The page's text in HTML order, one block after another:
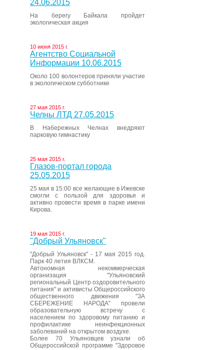
24.06.2015
На берегу Байкала пройдет
экологическая акция
10 июня 2015 г.
Агентство Социальной
Информации 10.06.2015
Около 100 волонтеров приняли участие
в экологическом субботнике
27 мая 2015 г.
Челны ЛТД 27.05.2015
В Набережных Челнах внедряют
парковую гимнастику
25 мая 2015 г.
Глазов-портал города
25.05.2015
25 мая в 15:00 все желающие в Ижевске
смогли с пользой для здоровья и
активно провести время в парке имени
Кирова.
19 мая 2015 г.
"Добрый Ульяновск"
"Добрый Ульяновск" - 17 мая 2015 год.
Парк 40 летия ВЛКСМ.
Автономная некоммерческая
организация "Ульяновский
региональный Центр оздоровительного
питания" и активисты Общероссийского
общественного движения "ЗА
СБЕРЕЖЕНИЕ НАРОДА" провели
образовательную встречу с
населением по здоровому питанию и
профилактике неинфекционных
заболеваний на открытом воздухе.
Более 70 Ульяновцев узнали об
Общероссийской программе "Здоровое